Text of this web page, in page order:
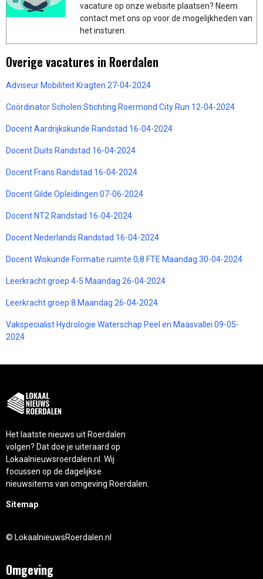
vacature op onze website plaatsen? Neem
contact met ons op voor de mogelijkheden van
het insturen.
Overige vacatures in Roerdalen
Adviseur Mobiliteit Kragten 27-04-2024
Coördinator Scholen Stichting Roermond City Run 12-04-2024
Docent Aardrijkskunde Randstad 16-04-2024
Docent Duits Randstad 16-04-2024
Docent Frans Randstad 16-04-2024
Docent Gilde Opleidingen 07-06-2024
Docent NT2 Randstad 16-04-2024
Docent Nederlands Randstad 16-04-2024
Docent Wiskunde Formatie ruimte 0,8 FTE Maandag 30-04-2024
Leerkracht groep 4-5 Maandag 26-04-2024
Leerkracht groep 8 Maandag 26-04-2024
Vakspecialist Hydrologie Waterschap Peel en Maasvallei 09-05-
2024
Het laatste nieuws uit Roerdalen
volgen? Dat doe je uiteraard op
Lokaalnieuwsroerdalen.nl. Wij
focussen op de dagelijkse
nieuwsitems van omgeving Roerdalen.
Sitemap
© LokaalnieuwsRoerdalen.nl
Omgeving